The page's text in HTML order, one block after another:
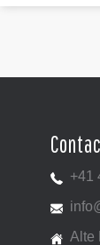
+41
Alte